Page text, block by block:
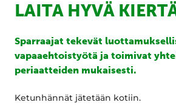
LAITA HYVÄ
Sparraajat tekevät
vapaaehtoistyötä ja toimivat
periaatteiden mukaisesti.
Ketunhännät jätetään kotiin.